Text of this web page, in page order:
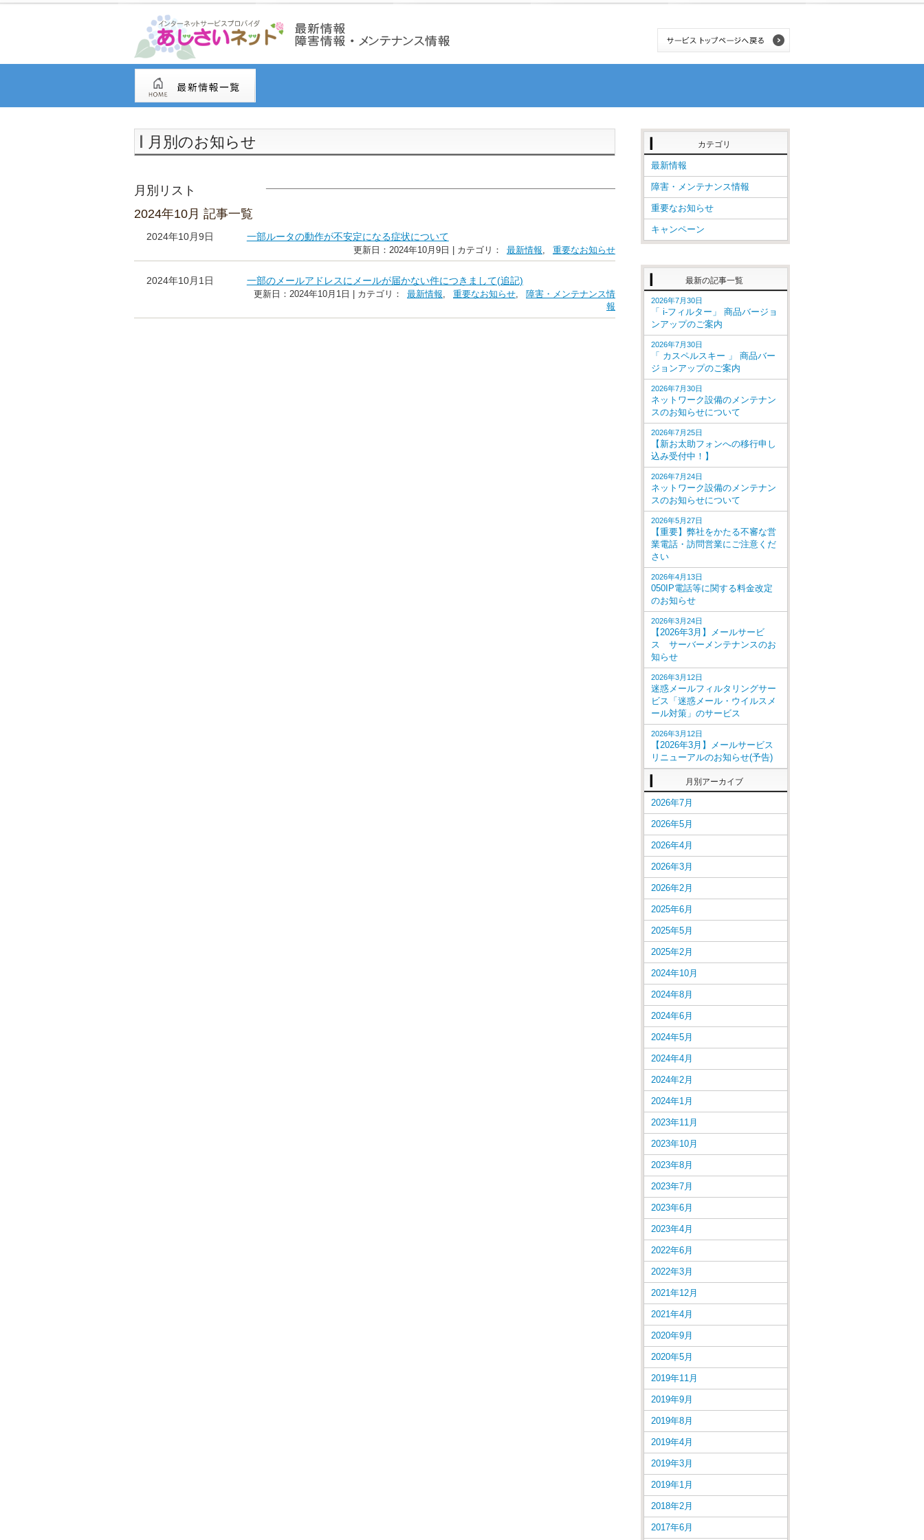
月別のお知らせ
月別リスト
2024年10月 記事一覧
2024年10月9日 一部ルータの動作が不安定になる症状について
更新日：2024年10月9日 | カテゴリ： 最新情報, 重要なお知らせ
2024年10月1日 一部のメールアドレスにメールが届かない件につきまして(追記)
更新日：2024年10月1日 | カテゴリ： 最新情報, 重要なお知らせ,
障害・メンテナンス情
報
カテゴリ
最新情報
障害・メンテナンス情報
重要なお知らせ
キャンペーン
最新の記事一覧
2026年7月30日
「 i-フィルター」 商品バージョ
ンアップのご案内
2026年7月30日
「 カスペルスキー 」 商品バー
ジョンアップのご案内
2026年7月30日
ネットワーク設備のメンテナン
スのお知らせについて
2026年7月25日
【新お太助フォンへの移行申し
込み受付中！】
2026年7月24日
ネットワーク設備のメンテナン
スのお知らせについて
2026年5月27日
【重要】弊社をかたる不審な営
業電話・訪問営業にご注意くだ
さい
2026年4月13日
050IP電話等に関する料金改定
のお知らせ
2026年3月24日
【2026年3月】メールサービ
ス サーバーメンテナンスのお
知らせ
2026年3月12日
迷惑メールフィルタリングサー
ビス「迷惑メール・ウイルスメ
ール対策」のサービス
2026年3月12日
【2026年3月】メールサービス
リニューアルのお知らせ(予告)
月別アーカイブ
2026年7月
2026年5月
2026年4月
2026年3月
2026年2月
2025年6月
2025年5月
2025年2月
2024年10月
2024年8月
2024年6月
2024年5月
2024年4月
2024年2月
2024年1月
2023年11月
2023年10月
2023年8月
2023年7月
2023年6月
2023年4月
2022年6月
2022年3月
2021年12月
2021年4月
2020年9月
2020年5月
2019年11月
2019年9月
2019年8月
2019年4月
2019年3月
2019年1月
2018年2月
2017年6月